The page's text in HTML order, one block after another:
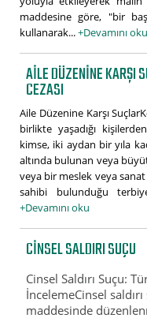
maddesine göre, "bir
kullanarak...+Devamını oku
AILE DÜZENINE KARŞI
CEZASI
Aile Düzenine Karşı
birlikte yaşadığı
kimse, iki aydan bir yıla
altında bulunan veya
veya bir meslek veya
sahibi bulunduğu
+Devamını oku
CINSEL SALDIRI SUÇU
Cinsel Saldırı Suçu:
İncelemeCinsel
maddesinde